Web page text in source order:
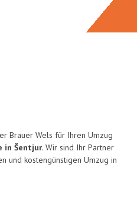
Brauer Wels für Ihren Umzug
in Šentjur. Wir sind Ihr Partner
und kostengünstigen Umzug in